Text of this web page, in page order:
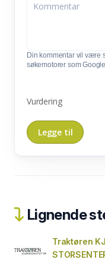
Din kommentar vil være
søkemotorer som
Vurdering
Lignende
Traktøren